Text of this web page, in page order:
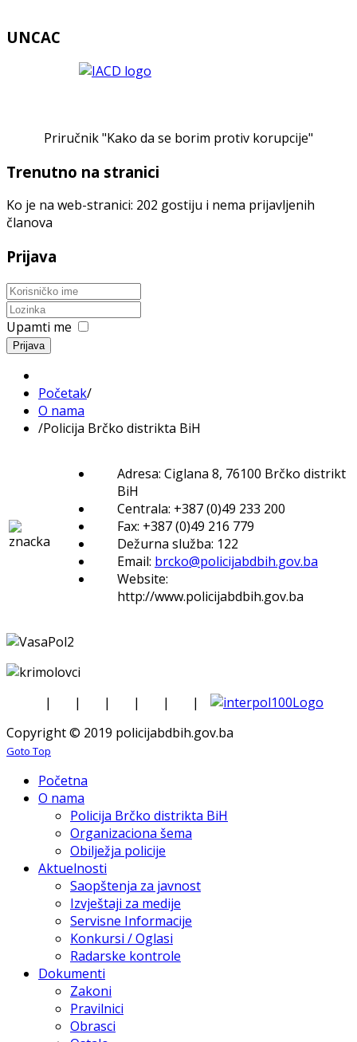
UNCAC
Priručnik "Kako da se borim protiv korupcije"
Trenutno na stranici
Ko je na web-stranici: 202 gostiju i nema prijavljenih
članova
Prijava
Upamti me
Prijava
Početak/
O nama
/Policija Brčko distrikta BiH
Adresa: Ciglana 8, 76100 Brčko distrikt
BiH
Centrala: +387 (0)49 233 200
Fax: +387 (0)49 216 779
Dežurna služba: 122
Email: brcko@policijabdbih.gov.ba
Website:
http://www.policijabdbih.gov.ba
| | | | |
|
Copyright © 2019 policijabdbih.gov.ba
Goto Top
Početna
O nama
Policija Brčko distrikta BiH
Organizaciona šema
Obilježja policije
Aktuelnosti
Saopštenja za javnost
Izvještaji za medije
Servisne Informacije
Konkursi / Oglasi
Radarske kontrole
Dokumenti
Zakoni
Pravilnici
Obrasci